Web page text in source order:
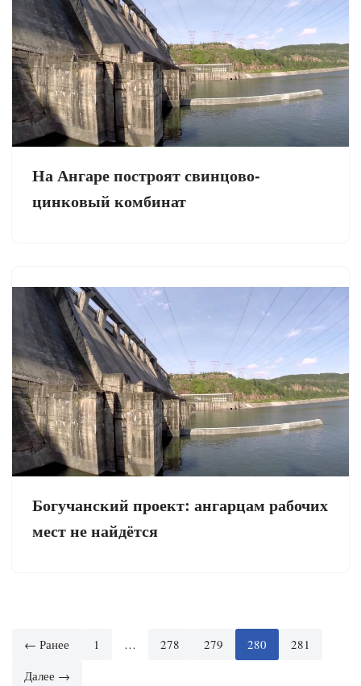
На Ангаре построят свинцово-
цинковый комбинат
Богучанский проект: ангарцам рабочих
мест не найдётся
← Ранее 1 … 278 279 280
281
Далее →